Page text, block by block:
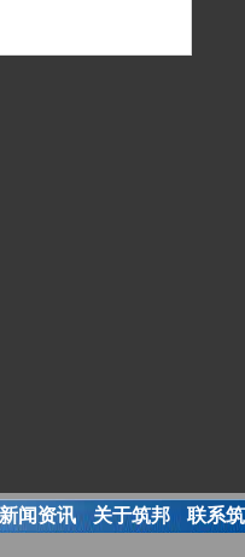
新闻资讯 关于筑邦 联系